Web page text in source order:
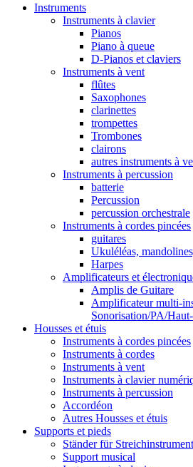
Instruments
Instruments à clavier
Pianos
Piano à queue
D-Pianos et claviers
Instruments à vent
flûtes
Saxophones
clarinettes
trompettes
Trombones
clairons
autres instruments à
Instruments à percussion
batterie
Percussion
percussion orchestrale
Instruments à cordes pincées
guitares
Ukuléléas,
Harpes
Amplificateurs et
Amplis de Guitare
Amplificateur multi-
Sonorisation/PA/
Housses et étuis
Instruments à cordes pincées
Instruments à cordes
Instruments à vent
Instruments à clavier
Instruments à percussion
Accordéon
Autres Housses et étuis
Supports et pieds
Ständer für
Support musical